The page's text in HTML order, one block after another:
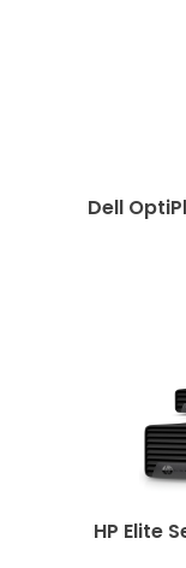
Dell
HP Elite